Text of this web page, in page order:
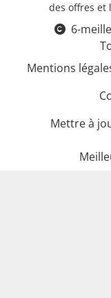
des offres et
6-
Mentions
Mettre à